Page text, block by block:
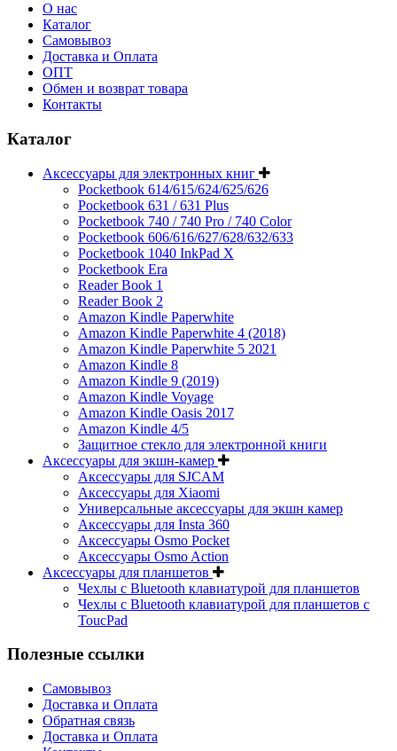
О нас
Каталог
Самовывоз
Доставка и Оплата
ОПТ
Обмен и возврат товара
Контакты
Каталог
Аксессуары для электронных книг
Pocketbook 614/615/624/625/626
Pocketbook 631 / 631 Plus
Pocketbook 740 / 740 Pro / 740 Color
Pocketbook 606/616/627/628/632/633
Pocketbook 1040 InkPad X
Pocketbook Era
Reader Book 1
Reader Book 2
Amazon Kindle Paperwhite
Amazon Kindle Paperwhite 4 (2018)
Amazon Kindle Paperwhite 5 2021
Amazon Kindle 8
Amazon Kindle 9 (2019)
Amazon Kindle Voyage
Amazon Kindle Oasis 2017
Amazon Kindle 4/5
Защитное стекло для электронной книги
Аксессуары для экшн-камер
Аксессуары для SJCAM
Аксессуары для Xiaomi
Универсальные аксессуары для экшн камер
Аксессуары для Insta 360
Аксессуары Osmo Pocket
Аксессуары Osmo Action
Аксессуары для планшетов
Чехлы с Bluetooth клавиатурой для планшетов
Чехлы с Bluetooth клавиатурой для планшетов с
ToucPad
Полезные ссылки
Самовывоз
Доставка и Оплата
Обратная связь
Доставка и Оплата